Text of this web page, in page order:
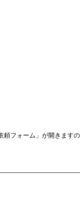
フォーム」が開きますの